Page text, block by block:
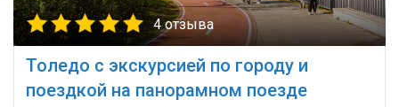
4 отзыва
Толедо с экскурсией по городу и
поездкой на панорамном поезде